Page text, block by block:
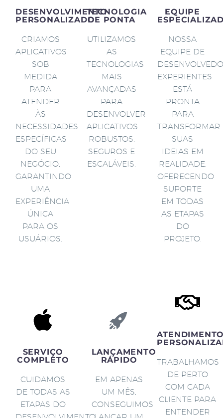
DESENVOLVIMENTO
PERSONALIZADO
CRIAMOS
APLICATIVOS
SOB
MEDIDA
PARA
ATENDER
ÀS
NECESSIDADES
ESPECÍFICAS
DO SEU
NEGÓCIO,
GARANTINDO
UMA
EXPERIÊNCIA
ÚNICA
PARA OS
USUÁRIOS.
TECNOLOGIA
DE PONTA
UTILIZAMOS
AS
TECNOLOGIAS
MAIS
AVANÇADAS
PARA
DESENVOLVER
APLICATIVOS
ROBUSTOS,
SEGUROS E
ESCALÁVEIS.
EQUIPE
NOSSA
EQUIPE DE
EXPERIENTES
ESTÁ
PRONTA
PARA
TRANSFORMAR
SUAS
IDEIAS EM
REALIDADE,
OFERECENDO
SUPORTE
EM TODAS
AS ETAPAS
DO
PROJETO.
SERVIÇO
COMPLETO
CUIDAMOS
DE TODAS AS
ETAPAS DO
LANÇAMENTO
RÁPIDO
EM APENAS
UM MÊS,
CONSEGUIMOS
TRABALHAMOS
DE PERTO
COM CADA
CLIENTE PARA
ENTENDER